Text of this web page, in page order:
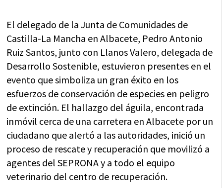
El delegado de la Junta de Comunidades de
Castilla-La Mancha en Albacete, Pedro Antonio
Ruiz Santos, junto con Llanos Valero, delegada de
Desarrollo Sostenible, estuvieron presentes en el
evento que simboliza un gran éxito en los
esfuerzos de conservación de especies en peligro
de extinción. El hallazgo del águila, encontrada
inmóvil cerca de una carretera en Albacete por un
ciudadano que alertó a las autoridades, inició un
proceso de rescate y recuperación que movilizó a
agentes del SEPRONA y a todo el equipo
veterinario del centro de recuperación.